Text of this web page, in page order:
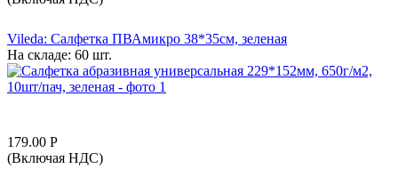
Vileda: Салфетка ПВАмикро 38*35см, зеленая
На складе: 60 шт.
179.00 Р
(Включая НДС)